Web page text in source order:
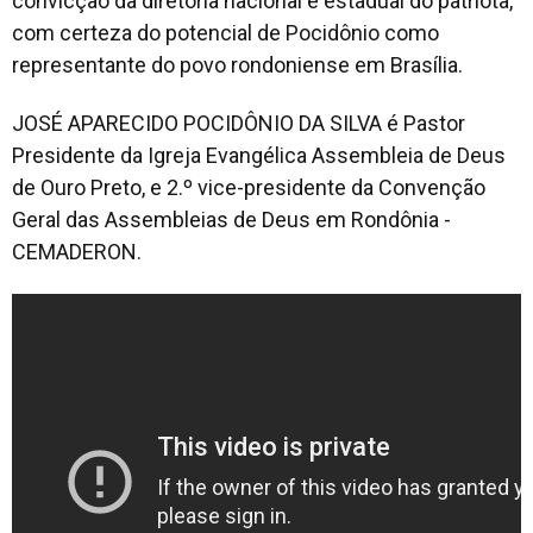
com certeza do potencial de Pocidônio como
representante do povo rondoniense em Brasília.
JOSÉ APARECIDO POCIDÔNIO DA SILVA é Pastor
Presidente da Igreja Evangélica Assembleia de Deus
de Ouro Preto, e 2.º vice-presidente da Convenção
Geral das Assembleias de Deus em Rondônia -
CEMADERON.